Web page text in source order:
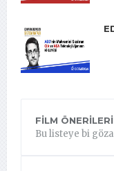
FILM ÖNERILERI
Bu listeye bi